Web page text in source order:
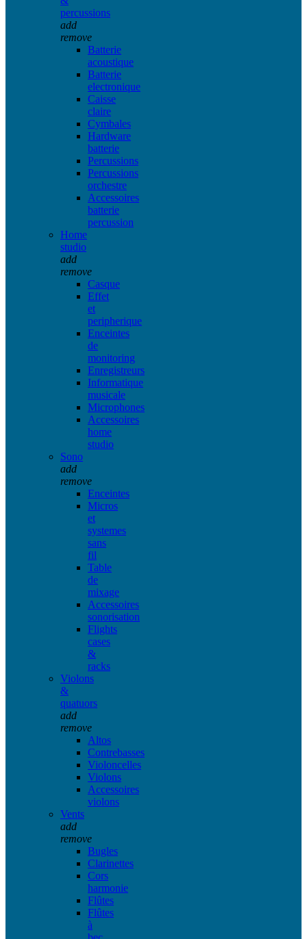
percussions
add
remove
Batterie
acoustique
Batterie
electronique
Caisse
claire
Cymbales
Hardware
batterie
Percussions
Percussions
orchestre
Accessoires
batterie
percussion
Home
studio
add
remove
Casque
Effet
et
peripherique
Enceintes
de
monitoring
Enregistreurs
Informatique
musicale
Microphones
Accessoires
home
studio
Sono
add
remove
Enceintes
Micros
et
systemes
sans
fil
Table
de
mixage
Accessoires
sonorisation
Flights
cases
&
racks
Violons
&
quatuors
add
remove
Altos
Contrebasses
Violoncelles
Violons
Accessoires
violons
Vents
add
remove
Bugles
Clarinettes
Cors
harmonie
Flûtes
Flûtes
à